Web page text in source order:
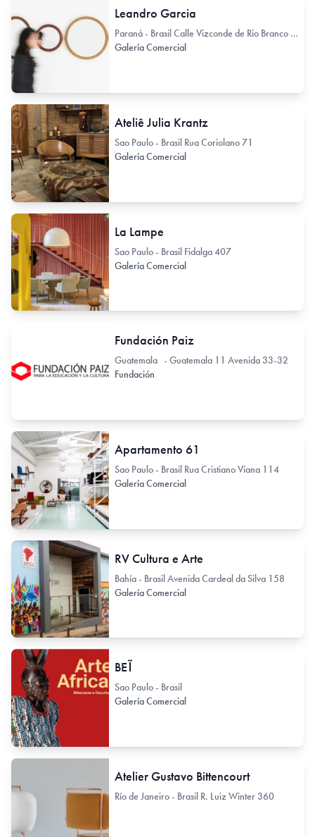
Leandro Garcia
Paraná - Brasil Calle Vizconde de Rio Branco 1488
Galería Comercial
Ateliê Julia Krantz
Sao Paulo - Brasil Rua Coriolano 71
Galería Comercial
La Lampe
Sao Paulo - Brasil Fidalga 407
Galería Comercial
Fundación Paiz
Guatemala - Guatemala 11 Avenida 33-32
Fundación
Apartamento 61
Sao Paulo - Brasil Rua Cristiano Viana 114
Galería Comercial
RV Cultura e Arte
Bahía - Brasil Avenida Cardeal da Silva 158
Galería Comercial
BEĨ
Sao Paulo - Brasil
Galería Comercial
Atelier Gustavo Bittencourt
Río de Janeiro - Brasil R. Luiz Winter 360